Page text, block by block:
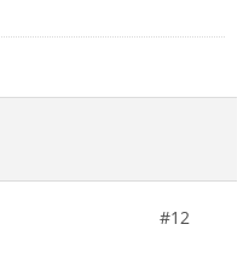
#12